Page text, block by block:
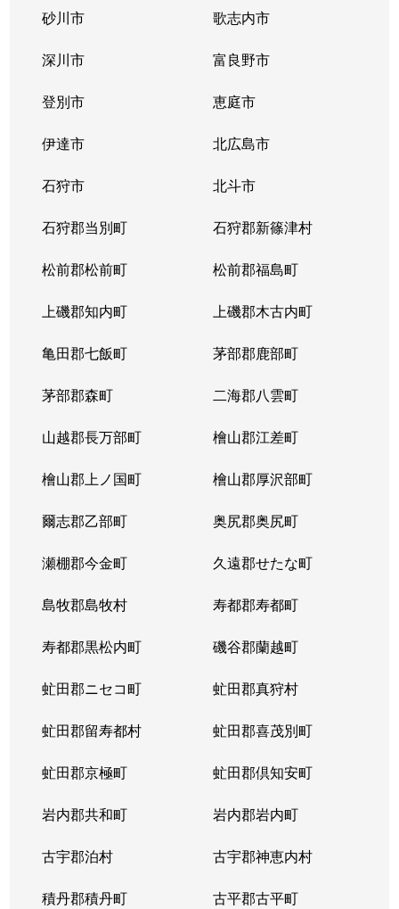
砂川市 歌志内市
深川市 富良野市
登別市 恵庭市
伊達市 北広島市
石狩市 北斗市
石狩郡当別町 石狩郡新篠津村
松前郡松前町 松前郡福島町
上磯郡知内町 上磯郡木古内町
亀田郡七飯町 茅部郡鹿部町
茅部郡森町 二海郡八雲町
山越郡長万部町 檜山郡江差町
檜山郡上ノ国町 檜山郡厚沢部町
爾志郡乙部町 奥尻郡奥尻町
瀬棚郡今金町 久遠郡せたな町
島牧郡島牧村 寿都郡寿都町
寿都郡黒松内町 磯谷郡蘭越町
虻田郡ニセコ町 虻田郡真狩村
虻田郡留寿都村 虻田郡喜茂別町
虻田郡京極町 虻田郡倶知安町
岩内郡共和町 岩内郡岩内町
古宇郡泊村 古宇郡神恵内村
積丹郡積丹町 古平郡古平町